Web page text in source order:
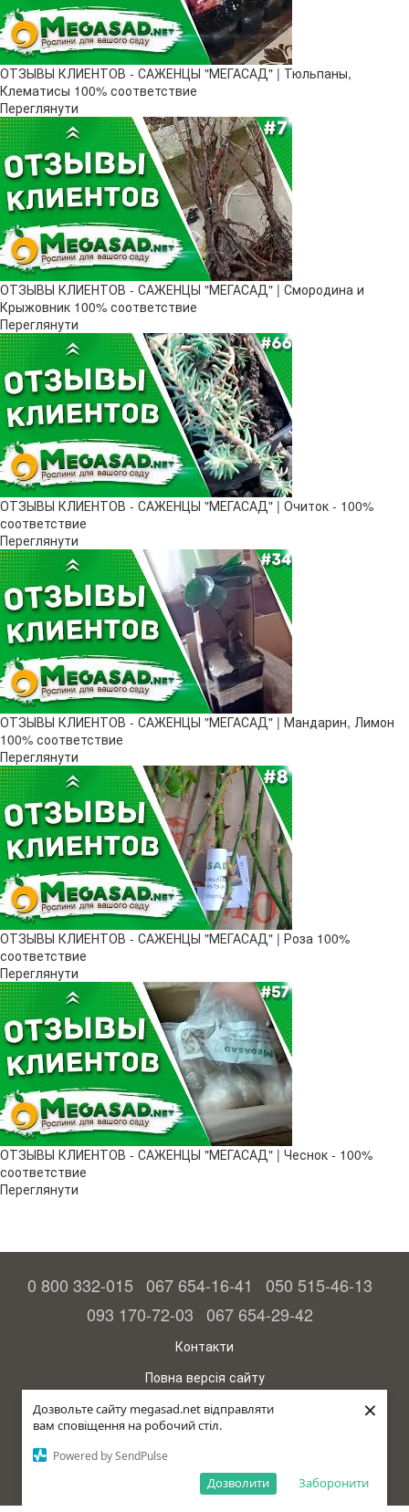
Дозвольте сайту megasad.net відправляти
вам сповіщення на робочий стіл.
Powered by SendPulse
Заборонити
Дозволити
×
ОТЗЫВЫ КЛИЕНТОВ - САЖЕНЦЫ "МЕГАСАД" | Тюльпаны,
Клематисы 100% соответствие
Переглянути
ОТЗЫВЫ КЛИЕНТОВ - САЖЕНЦЫ "МЕГАСАД" | Смородина и
Крыжовник 100% соответствие
Переглянути
ОТЗЫВЫ КЛИЕНТОВ - САЖЕНЦЫ "МЕГАСАД" | Очиток - 100%
соответствие
Переглянути
ОТЗЫВЫ КЛИЕНТОВ - САЖЕНЦЫ "МЕГАСАД" | Мандарин, Лимон
100% соответствие
Переглянути
ОТЗЫВЫ КЛИЕНТОВ - САЖЕНЦЫ "МЕГАСАД" | Роза 100%
соответствие
Переглянути
ОТЗЫВЫ КЛИЕНТОВ - САЖЕНЦЫ "МЕГАСАД" | Чеснок - 100%
соответствие
Переглянути
0 800 332-015 067 654-16-41
050 515-46-13
093 170-72-03 067 654-29-42
Контакти
Повна версія сайту
© 2015—2026
Megasad – гарантія високого врожаю
рус (країна-терорист)